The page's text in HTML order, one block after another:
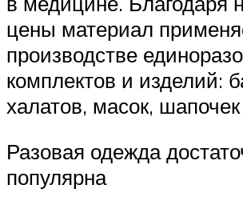
цены материал
производстве
комплектов и изделий:
халатов, масок, шапочек
Разовая одежда
популярна